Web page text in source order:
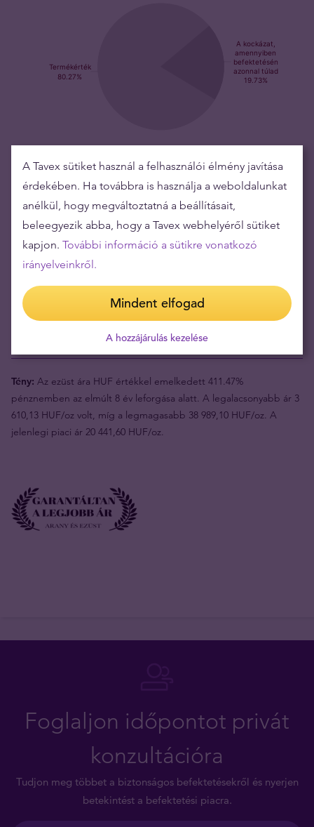
értékmegőrző befektetés.
Az ezüst értéke jelentős mértékben nőtt az elmúlt évek során,
ezért rendkívül biztonságos befektetésnek bizonyult a vagyon
Visszavásárlási ár 20 412,45 ft
Az Ön kockázata a következő
Tény: Az ezüst ára HUF értékkel emelkedett 411.47%
pénznemben az elmúlt 8 év leforgása alatt. A legalacsonyabb ár 3
610,13 HUF/oz volt, míg a legmagasabb 38 989,10 HUF/oz. A
jelenlegi piaci ár 20 441,60 HUF/oz.
Foglaljon időpontot privát
konzultációra
Tudjon meg többet a biztonságos befektetésekről és nyerjen
betekintést a befektetési piacra.
A Tavex sütiket használ a felhasználói élmény javítása
érdekében. Ha továbbra is használja a weboldalunkat
anélkül, hogy megváltoztatná a beállításait,
beleegyezik abba, hogy a Tavex webhelyéről sütiket
kapjon. További információ a sütikre vonatkozó
irányelveinkről.
Mindent elfogad
A hozzájárulás kezelése